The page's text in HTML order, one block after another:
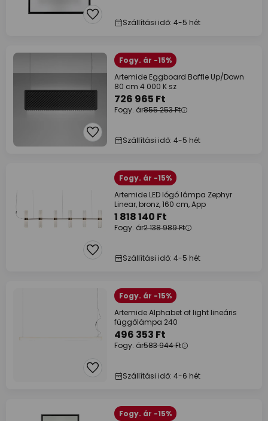
Szállítási idő: 4-5 hét
Fogy. ár -15%
Artemide Eggboard Baffle Up/Down
80 cm 4 000 K sz
726 965 Ft
Fogy. ár855 253 Ft
Szállítási idő: 4-5 hét
Fogy. ár -15%
Artemide LED lógó lámpa Zephyr
Linear, bronz, 160 cm, App
1 818 140 Ft
Fogy. ár2 138 989 Ft
Szállítási idő: 4-5 hét
Fogy. ár -15%
Artemide Alphabet of light lineáris
függőlámpa 240
496 353 Ft
Fogy. ár583 944 Ft
Szállítási idő: 4-6 hét
Fogy. ár -15%